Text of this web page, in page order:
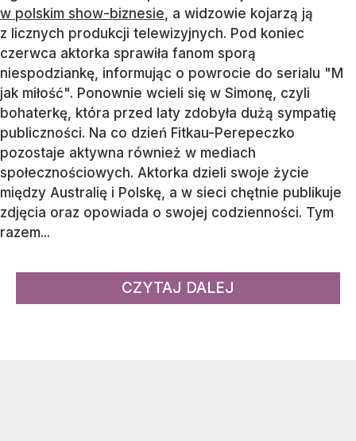
w polskim show-biznesie , a widzowie kojarzą ją
z licznych produkcji telewizyjnych. Pod koniec
czerwca aktorka sprawiła fanom sporą
niespodziankę, informując o powrocie do serialu "M
jak miłość". Ponownie wcieli się w Simonę, czyli
bohaterkę, która przed laty zdobyła dużą sympatię
publiczności. Na co dzień Fitkau-Perepeczko
pozostaje aktywna również w mediach
społecznościowych. Aktorka dzieli swoje życie
między Australię i Polskę, a w sieci chętnie publikuje
zdjęcia oraz opowiada o swojej codzienności. Tym
razem...
CZYTAJ DALEJ